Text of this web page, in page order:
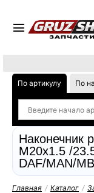
По артикулу По
Наконечник
M20x1.5 /
DAF/MAN/
Главная / Каталог /